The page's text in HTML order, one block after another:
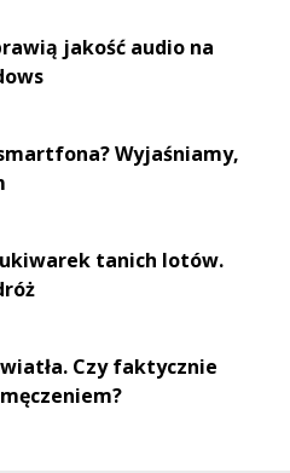
jakość audio na
Wyjaśniamy,
tanich lotów.
Czy faktycznie